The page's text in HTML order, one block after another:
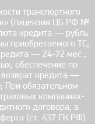
транспортного
(лицензия ЦБ РФ №
кредита — рубль
приобретаемого ТС;
— 24-72 мес.;
обеспечение по
кредита —
При обязательном
компаниях-
договора, а
(ст. 437 ГК РФ).